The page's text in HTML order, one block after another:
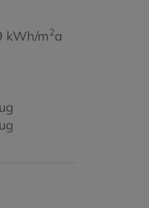
kWh/m2a